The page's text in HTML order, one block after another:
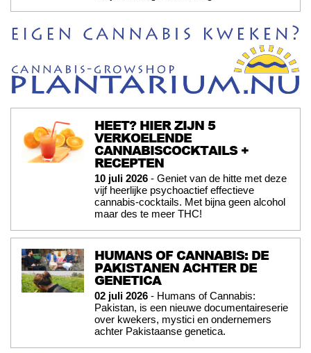
HEET? HIER ZIJN 5
VERKOELENDE
CANNABISCOCKTAILS +
RECEPTEN
10 juli 2026 - Geniet van de hitte met deze
vijf heerlijke psychoactief effectieve
cannabis-cocktails. Met bijna geen alcohol
maar des te meer THC!
HUMANS OF CANNABIS: DE
PAKISTANEN ACHTER DE
GENETICA
02 juli 2026 - Humans of Cannabis:
Pakistan, is een nieuwe documentaireserie
over kwekers, mystici en ondernemers
achter Pakistaanse genetica.